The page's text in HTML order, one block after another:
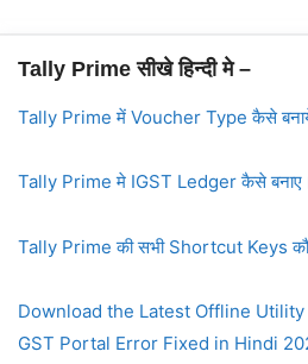
Tally Prime सीखे हिन्दी मे –
Tally Prime में Voucher Type कैसे
Tally Prime मे IGST Ledger कैसे
Tally Prime की सभी Shortcut Keys
Download the Latest Offline
GST Portal Error Fixed in Hindi